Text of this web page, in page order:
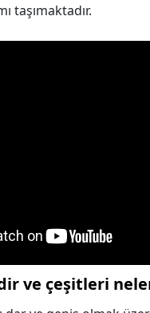
taşımaktadır.
ve çeşitleri